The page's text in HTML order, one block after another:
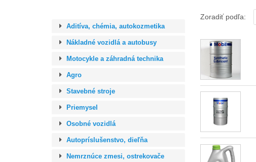
Aditíva, chémia, autokozmetika
Nákladné vozidlá a autobusy
Motocykle a záhradná technika
Agro
Stavebné stroje
Priemysel
Osobné vozidlá
Autopríslušenstvo, dieľňa
Nemrznúce zmesi, ostrekovače
Zoradiť podľa: